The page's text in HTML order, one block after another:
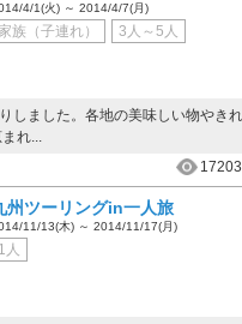
4/1(火) ～ 2014/4/7(月)
族（子連れ） 3人～5人
しました。各地の美味しい物やき
れ...
州ツーリングin一人旅
11/13(木) ～ 2014/11/17(月)
1人